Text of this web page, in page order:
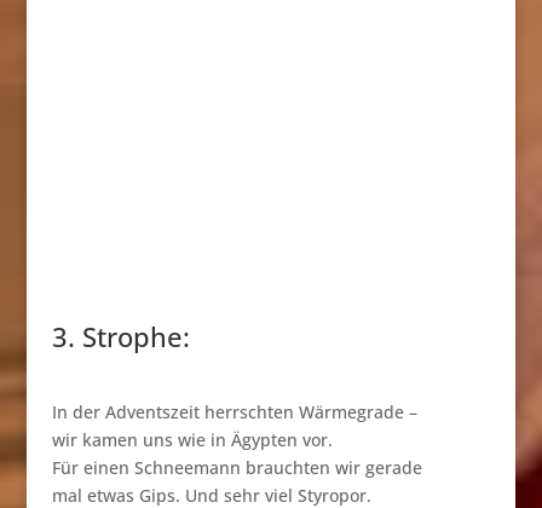
3. Strophe:
In der Adventszeit herrschten Wärmegrade –
wir kamen uns wie in Ägypten vor.
Für einen Schneemann brauchten wir gerade
mal etwas Gips. Und sehr viel Styropor.